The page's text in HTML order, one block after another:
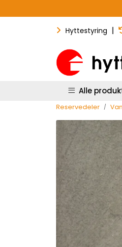
Hyttestyring |
Alle
Reservedeler